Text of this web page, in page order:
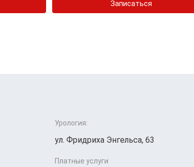
Записаться
Урология:
ул. Фридриха Энгельса, 63
Платные услуги